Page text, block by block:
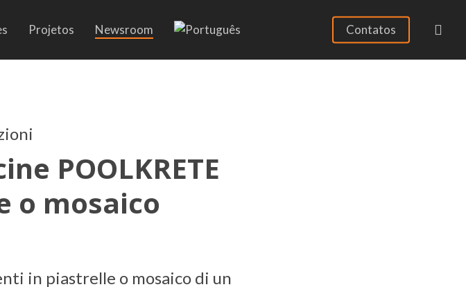
Projetos Newsroom Contatos
POOLKRETE
o mosaico
in piastrelle o mosaico di un